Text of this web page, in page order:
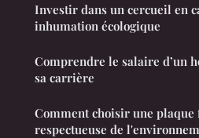
Investir dans un cercueil en
inhumation écologique
Comprendre le salaire d’un
sa carrière
Comment choisir une plaque
respectueuse de